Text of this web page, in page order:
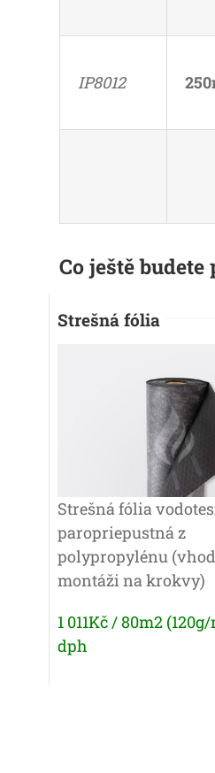
IP8012
Co ještě
Strešná fólia
Strešná fólia
paropriepustná z
polypropylénu
montáži na krokvy)
1 011Kč / 80m2
dph